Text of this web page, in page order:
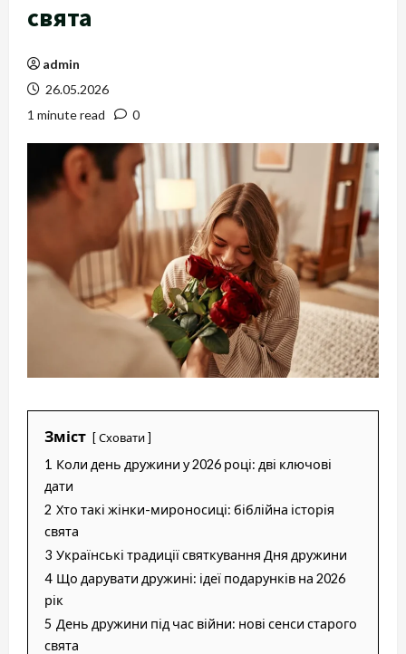
свята
admin
26.05.2026
1 minute read
0
Зміст Сховати
1 Коли день дружини у 2026 році: дві ключові
дати
2 Хто такі жінки-мироносиці: біблійна історія
свята
3 Українські традиції святкування Дня дружини
4 Що дарувати дружині: ідеї подарунків на 2026
рік
5 День дружини під час війни: нові сенси старого
свята